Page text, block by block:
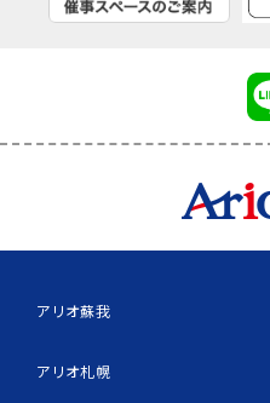
アリオ蘇我
アリオ札幌